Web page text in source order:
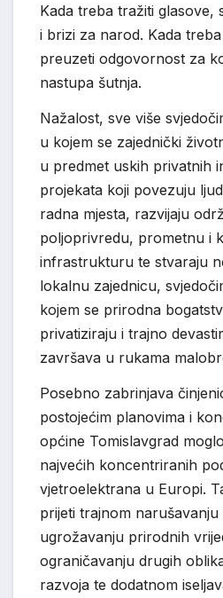
Kada treba tražiti
i brizi za narod. Kada
preuzeti odgovornost za
nastupa šutnja.
Nažalost, sve više
u kojem se zajednički
u predmet uskih privatnih
projekata koji povezuju
radna mjesta, razvijaju
poljoprivredu, prometnu i
infrastrukturu te stvaraju
lokalnu zajednicu,
kojem se prirodna
privatiziraju i trajno
završava u rukama
Posebno zabrinjava
postojećim planovima i
općine Tomislavgrad
najvećih koncentriranih
vjetroelektrana u Europi.
prijeti trajnom
ugrožavanju prirodnih
ograničavanju drugih
razvoja te dodatnom